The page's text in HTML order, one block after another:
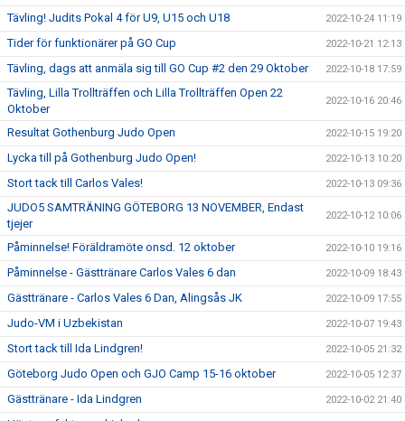
Tävling! Judits Pokal 4 för U9, U15 och U18 2022-10-24 11:19
Tider för funktionärer på GO Cup 2022-10-21 12:13
Tävling, dags att anmäla sig till GO Cup #2 den 29 Oktober 2022-10-18 17:59
Tävling, Lilla Trollträffen och Lilla Trollträffen Open 22
Oktober
2022-10-16 20:46
Resultat Gothenburg Judo Open 2022-10-15 19:20
Lycka till på Gothenburg Judo Open! 2022-10-13 10:20
Stort tack till Carlos Vales! 2022-10-13 09:36
JUDO5 SAMTRÄNING GÖTEBORG 13 NOVEMBER, Endast
tjejer
2022-10-12 10:06
Påminnelse! Föräldramöte onsd. 12 oktober 2022-10-10 19:16
Påminnelse - Gästtränare Carlos Vales 6 dan 2022-10-09 18:43
Gästtränare - Carlos Vales 6 Dan, Alingsås JK 2022-10-09 17:55
Judo-VM i Uzbekistan 2022-10-07 19:43
Stort tack till Ida Lindgren! 2022-10-05 21:32
Göteborg Judo Open och GJO Camp 15-16 oktober 2022-10-05 12:37
Gästtränare - Ida Lindgren 2022-10-02 21:40